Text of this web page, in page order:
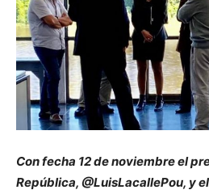
Con fecha 12 de noviembre el
República, @LuisLacallePou, y